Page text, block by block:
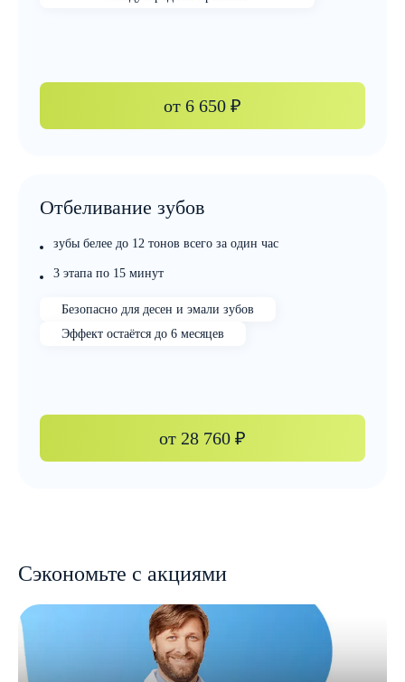
от 6 650 ₽
Отбеливание зубов
зубы белее до 12 тонов всего за один час
3 этапа по 15 минут
Безопасно для десен и эмали зубов
Эффект остаётся до 6 месяцев
от 28 760 ₽
Сэкономьте с акциями